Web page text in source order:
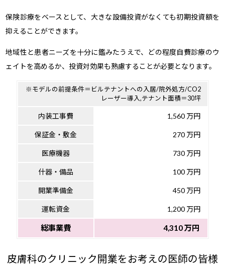
保険診療をベースとして、大きな設備投資がなくても初期投資額を
抑えることができます。
地域性と患者ニーズを十分に鑑みたうえで、どの程度自費診療のウ
ェイトを高めるか、投資対効果も熟慮することが必要となります。
※モデルの前提条件＝ビルテナントへの入居/院外処方/CO2
レーザー導入,テナント面積＝30坪
内装工事費 1,560 万円
保証金・敷金 270 万円
医療機器 730 万円
什器・備品 100 万円
開業準備金 450 万円
運転資金 1,200 万円
総事業費 4,310 万円
皮膚科のクリニック開業をお考えの医師の皆様